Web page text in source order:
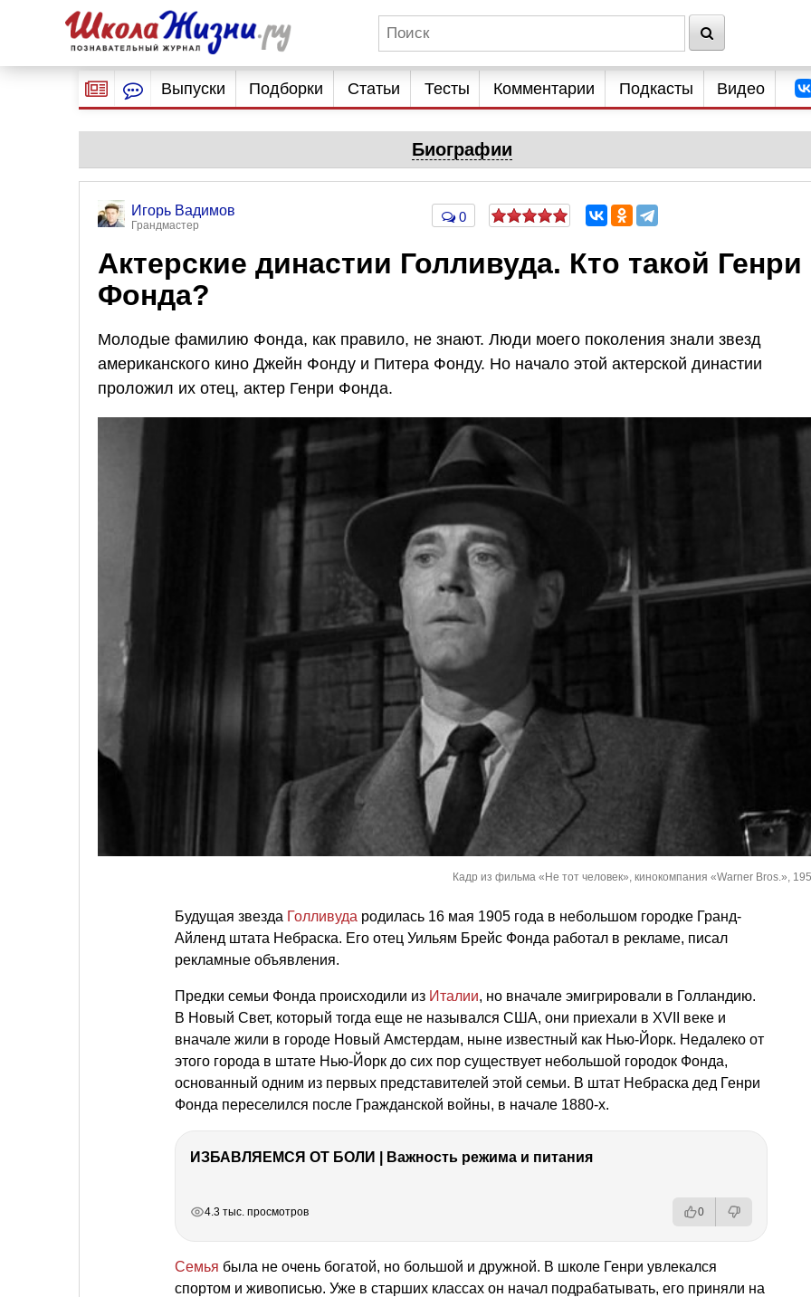
Выпуски Подборки Статьи Тесты Комментарии Подкасты Видео
Биографии
Игорь Вадимов
Грандмастер
0
Актерские династии Голливуда. Кто такой Генри
Фонда?
Молодые фамилию Фонда, как правило, не знают. Люди моего поколения знали звезд
американского кино Джейн Фонду и Питера Фонду. Но начало этой актерской династии
проложил их отец, актер Генри Фонда.
Кадр из фильма «Не тот человек», кинокомпания «Warner Bros.»,
Будущая звезда Голливуда родилась 16 мая 1905 года в небольшом городке Гранд-
Айленд штата Небраска. Его отец Уильям Брейс Фонда работал в рекламе, писал
рекламные объявления.
Предки семьи Фонда происходили из Италии, но вначале эмигрировали в Голландию.
В Новый Свет, который тогда еще не назывался США, они приехали в XVII веке и
вначале жили в городе Новый Амстердам, ныне известный как Нью-Йорк. Недалеко от
этого города в штате Нью-Йорк до сих пор существует небольшой городок Фонда,
основанный одним из первых представителей этой семьи. В штат Небраска дед Генри
Фонда переселился после Гражданской войны, в начале 1880-х.
ИЗБАВЛЯЕМСЯ ОТ БОЛИ | Важность режима и питания
4.3 тыс. просмотров 0
Семья была не очень богатой, но большой и дружной. В школе Генри увлекался
спортом и живописью. Уже в старших классах он начал подрабатывать, его приняли на